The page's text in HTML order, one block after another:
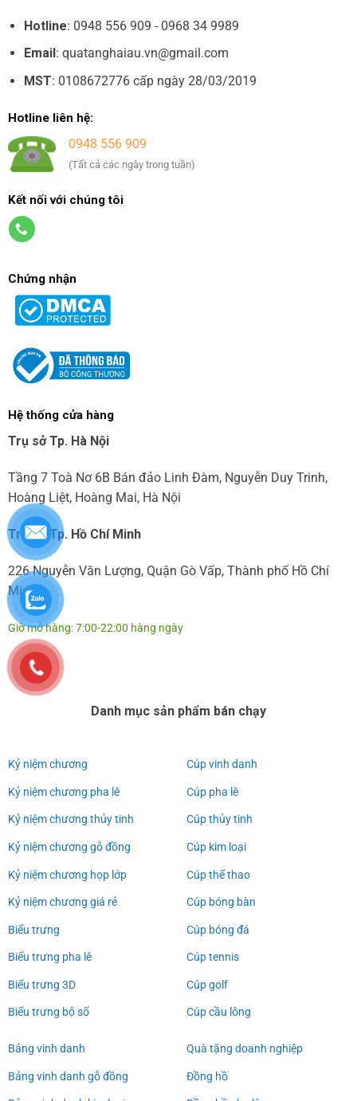
Hotline: 0948 556 909 - 0968 34 9989
Email : quatanghaiau.vn@gmail.com
MST: 0108672776 cấp ngày 28/03/2019
Hotline liên hệ:
0948 556 909
(Tất cả các ngày trong tuần)
Kết nối với chúng tôi
Chứng nhận
Hệ thống cửa hàng
Trụ sở Tp. Hà Nội
Tầng 7 Toà Nơ 6B Bán đảo Linh Đàm, Nguyễn Duy Trinh,
Hoàng Liệt, Hoàng Mai, Hà Nội
Trụ sở Tp. Hồ Chí Minh
226 Nguyễn Văn Lượng, Quận Gò Vấp, Thành phố Hồ Chí
Minh
Giờ mở hàng: 7:00-22:00 hàng ngày
Danh mục sản phẩm bán chạy
Kỷ niệm chương
Kỷ niệm chương pha lê
Kỷ niệm chương thủy tinh
Kỷ niệm chương gỗ đồng
Kỷ niệm chương họp lớp
Kỷ niệm chương giá rẻ
Biểu trưng
Biểu trưng pha lê
Biểu trưng 3D
Biểu trưng bộ số
Cúp vinh danh
Cúp pha lê
Cúp thủy tinh
Cúp kim loại
Cúp thể thao
Cúp bóng bàn
Cúp bóng đá
Cúp tennis
Cúp golf
Cúp cầu lông
Bảng vinh danh
Bảng vinh danh gỗ đồng
Quà tặng doanh nghiệp
Đồng hồ